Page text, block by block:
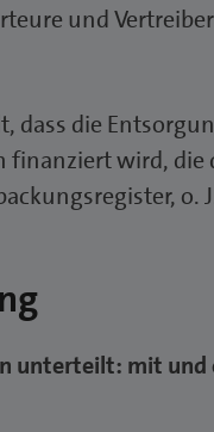
und
dass die
wird, die
o.
unterteilt: mit und